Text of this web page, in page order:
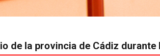
de la provincia de Cádiz